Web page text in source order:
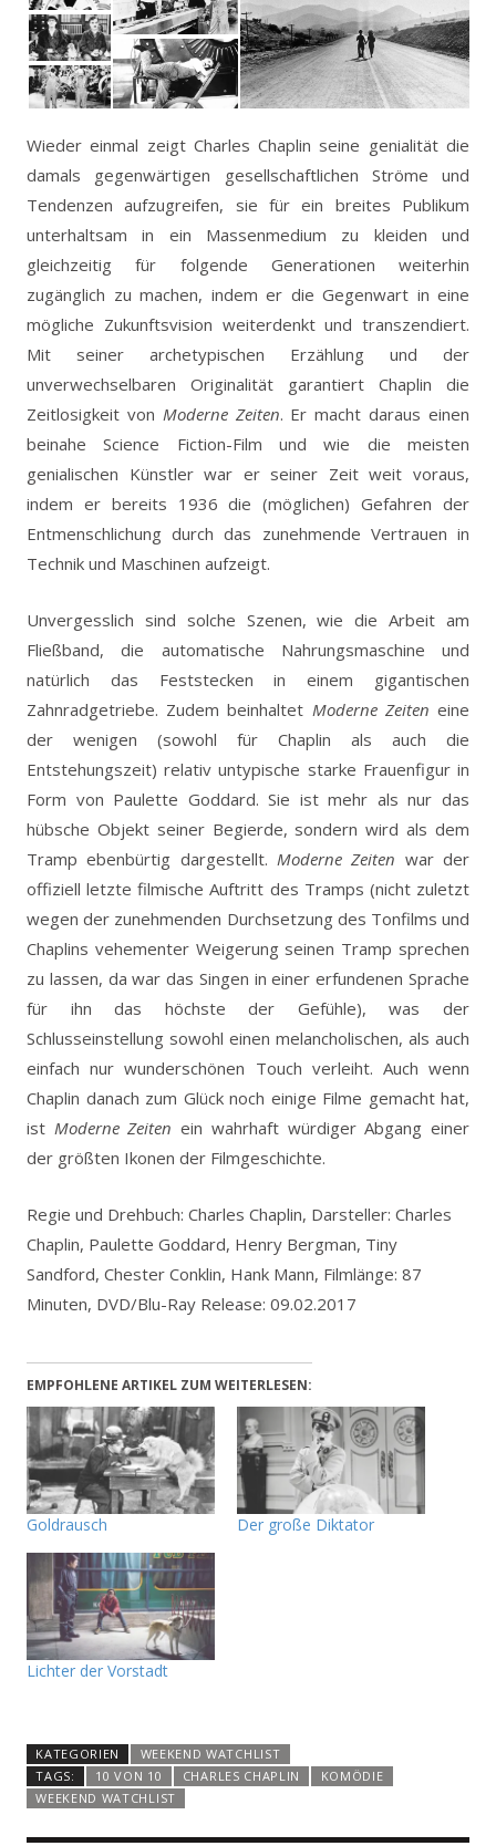
Wieder einmal zeigt Charles Chaplin seine genialität die
damals gegenwärtigen gesellschaftlichen Ströme und
Tendenzen aufzugreifen, sie für ein breites Publikum
unterhaltsam in ein Massenmedium zu kleiden und
gleichzeitig für folgende Generationen weiterhin
zugänglich zu machen, indem er die Gegenwart in eine
mögliche Zukunftsvision weiterdenkt und transzendiert.
Mit seiner archetypischen Erzählung und der
unverwechselbaren Originalität garantiert Chaplin die
Zeitlosigkeit von Moderne Zeiten. Er macht daraus einen
beinahe Science Fiction-Film und wie die meisten
genialischen Künstler war er seiner Zeit weit voraus,
indem er bereits 1936 die (möglichen) Gefahren der
Entmenschlichung durch das zunehmende Vertrauen in
Technik und Maschinen aufzeigt.
Unvergesslich sind solche Szenen, wie die Arbeit am
Fließband, die automatische Nahrungsmaschine und
natürlich das Feststecken in einem gigantischen
Zahnradgetriebe. Zudem beinhaltet Moderne Zeiten eine
der wenigen (sowohl für Chaplin als auch die
Entstehungszeit) relativ untypische starke Frauenfigur in
Form von Paulette Goddard. Sie ist mehr als nur das
hübsche Objekt seiner Begierde, sondern wird als dem
Tramp ebenbürtig dargestellt. Moderne Zeiten war der
offiziell letzte filmische Auftritt des Tramps (nicht zuletzt
wegen der zunehmenden Durchsetzung des Tonfilms und
Chaplins vehementer Weigerung seinen Tramp sprechen
zu lassen, da war das Singen in einer erfundenen Sprache
für ihn das höchste der Gefühle), was der
Schlusseinstellung sowohl einen melancholischen, als auch
einfach nur wunderschönen Touch verleiht. Auch wenn
Chaplin danach zum Glück noch einige Filme gemacht hat,
ist Moderne Zeiten ein wahrhaft würdiger Abgang einer
der größten Ikonen der Filmgeschichte.
Regie und Drehbuch: Charles Chaplin, Darsteller: Charles
Chaplin, Paulette Goddard, Henry Bergman, Tiny
Sandford, Chester Conklin, Hank Mann, Filmlänge: 87
Minuten, DVD/Blu-Ray Release: 09.02.2017
EMPFOHLENE ARTIKEL ZUM WEITERLESEN:
Goldrausch Der große Diktator
Lichter der Vorstadt
KATEGORIEN
WEEKEND WATCHLIST
TAGS:
10 VON 10 CHARLES CHAPLIN
KOMÖDIE
WEEKEND WATCHLIST